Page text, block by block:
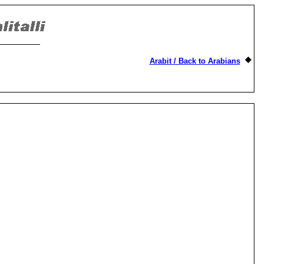
Arabit / Back to Arabians